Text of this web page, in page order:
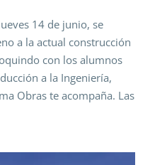
14 de junio, se
a la actual construcción
con los alumnos
a la Ingeniería,
Obras te acompaña. Las